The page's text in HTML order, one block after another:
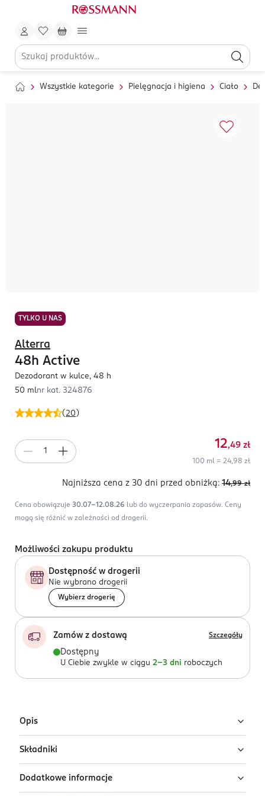
Wszystkie kategorie Pielęgnacja i higiena Ciało
TYLKO U NAS
(20 )
Alterra
48h Active
Dezodorant w kulce, 48 h
50 mlnr kat. 324876
12,49 zł
100 ml = 24,98 zł
Najniższa cena z 30 dni przed obniżką: 14,99 zł
Cena obowiązuje 30.07-12.08.26 lub do wyczerpania zapasów. Ceny
mogą się różnić w zależności od drogerii.
Możliwości zakupu produktu
Dostępność w drogerii
Nie wybrano drogerii
Wybierz drogerię
Zamów z dostawą Szczegóły
Dostępny
U Ciebie zwykle w ciągu 2-3 dni roboczych
Opis
Ekstradługotrwała ochrona przed nieprzyjemnym
zapachem potu dzięki Actiscent®
Certyfikowany kosmetyk naturalny
Składniki
Ingredients: Aqua, Alcohol* Denat., Triethyl Citrate,
Dodatkowe informacje